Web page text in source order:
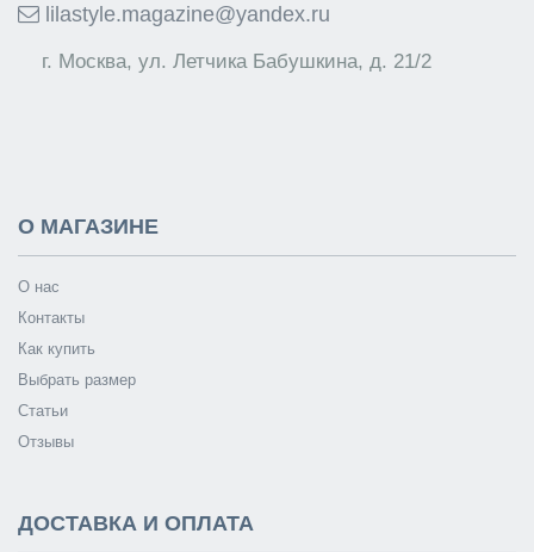
lilastyle.magazine@yandex.ru
г. Москва, ул. Летчика Бабушкина, д. 21/2
О МАГАЗИНЕ
О нас
Контакты
Как купить
Выбрать размер
Статьи
Отзывы
ДОСТАВКА И ОПЛАТА